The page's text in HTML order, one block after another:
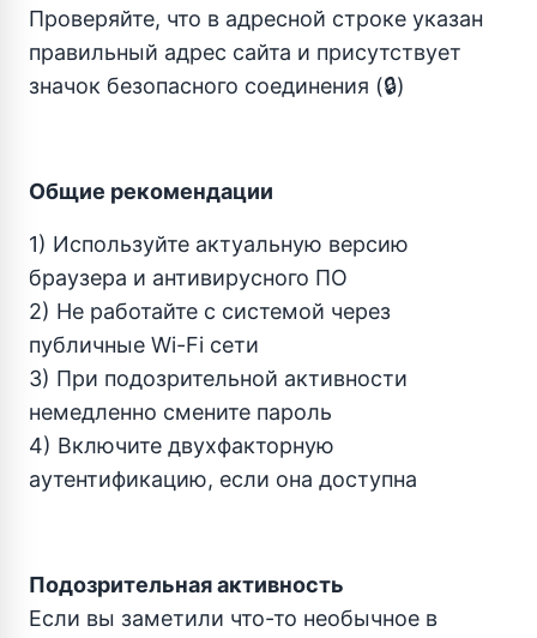
Проверяйте, что в адресной строке указан
правильный адрес сайта и присутствует
значок безопасного соединения (🔒)
Общие рекомендации
1) Используйте актуальную версию
браузера и антивирусного ПО
2) Не работайте с системой через
публичные Wi-Fi сети
3) При подозрительной активности
немедленно смените пароль
4) Включите двухфакторную
аутентификацию, если она доступна
Подозрительная активность
Если вы заметили что-то необычное в